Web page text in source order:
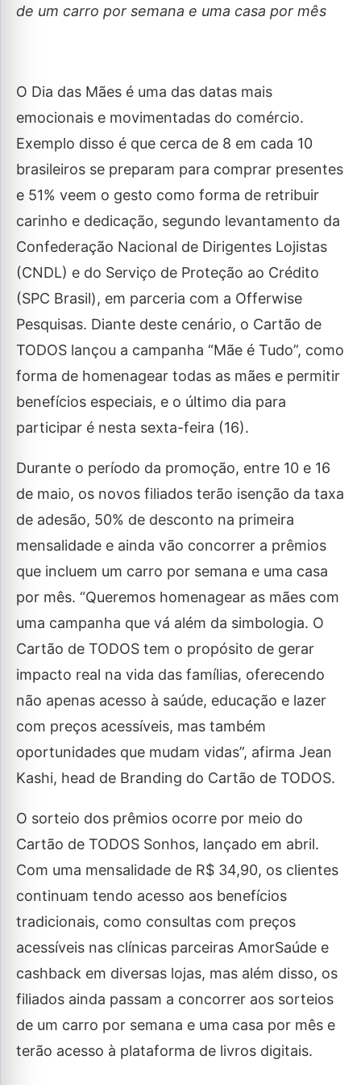
de um carro por semana e uma casa por mês
O Dia das Mães é uma das datas mais
emocionais e movimentadas do comércio.
Exemplo disso é que cerca de 8 em cada 10
brasileiros se preparam para comprar presentes
e 51% veem o gesto como forma de retribuir
carinho e dedicação, segundo levantamento da
Confederação Nacional de Dirigentes Lojistas
(CNDL) e do Serviço de Proteção ao Crédito
(SPC Brasil), em parceria com a Offerwise
Pesquisas. Diante deste cenário, o Cartão de
TODOS lançou a campanha “Mãe é Tudo”, como
forma de homenagear todas as mães e permitir
benefícios especiais, e o último dia para
participar é nesta sexta-feira (16).
Durante o período da promoção, entre 10 e 16
de maio, os novos filiados terão isenção da taxa
de adesão, 50% de desconto na primeira
mensalidade e ainda vão concorrer a prêmios
que incluem um carro por semana e uma casa
por mês. “Queremos homenagear as mães com
uma campanha que vá além da simbologia. O
Cartão de TODOS tem o propósito de gerar
impacto real na vida das famílias, oferecendo
não apenas acesso à saúde, educação e lazer
com preços acessíveis, mas também
oportunidades que mudam vidas”, afirma Jean
Kashi, head de Branding do Cartão de TODOS.
O sorteio dos prêmios ocorre por meio do
Cartão de TODOS Sonhos, lançado em abril.
Com uma mensalidade de R$ 34,90, os clientes
continuam tendo acesso aos benefícios
tradicionais, como consultas com preços
acessíveis nas clínicas parceiras AmorSaúde e
cashback em diversas lojas, mas além disso, os
filiados ainda passam a concorrer aos sorteios
de um carro por semana e uma casa por mês e
terão acesso à plataforma de livros digitais.